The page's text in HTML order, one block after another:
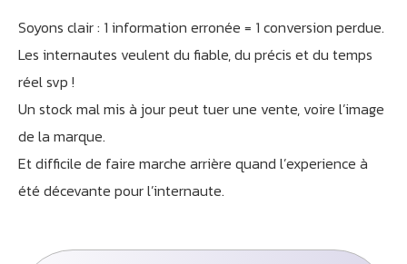
Soyons clair : 1 information erronée = 1 conversion perdue.
Les internautes veulent du fiable, du précis et du temps
réel svp !
Un stock mal mis à jour peut tuer une vente, voire l’image
de la marque.
Et difficile de faire marche arrière quand l’experience à
été décevante pour l’internaute.
Athobot Assistant IA
Bienvenue chez Athorus Digital
Je vous oriente vers la meilleure solution pour votre
projet.
Dites-moi votre objectif ou choisissez un raccourci ci-
dessous :